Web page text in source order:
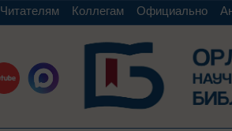
Читателям Коллегам Официально